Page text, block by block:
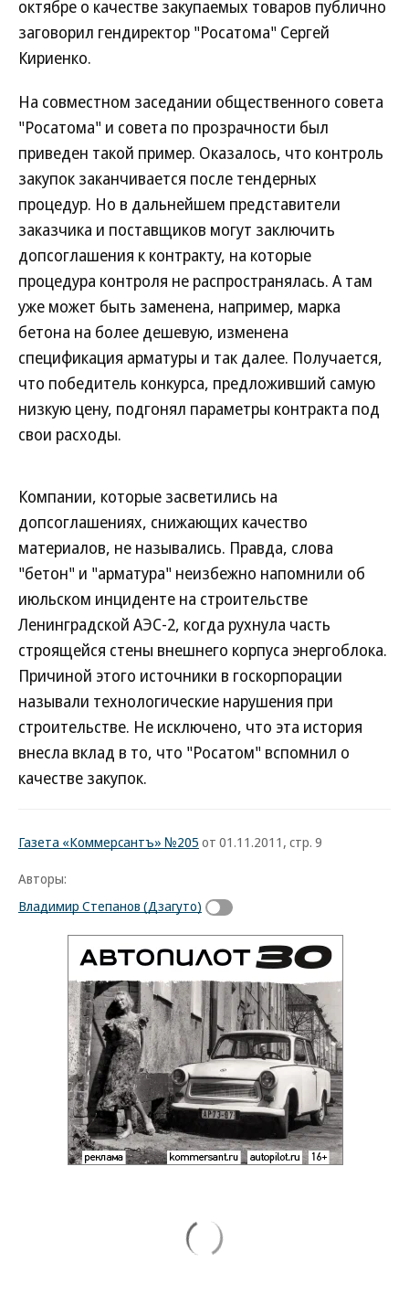
октябре о качестве закупаемых товаров публично
заговорил гендиректор "Росатома" Сергей
Кириенко.
На совместном заседании общественного совета
"Росатома" и совета по прозрачности был
приведен такой пример. Оказалось, что контроль
закупок заканчивается после тендерных
процедур. Но в дальнейшем представители
заказчика и поставщиков могут заключить
допсоглашения к контракту, на которые
процедура контроля не распространялась. А там
уже может быть заменена, например, марка
бетона на более дешевую, изменена
спецификация арматуры и так далее. Получается,
что победитель конкурса, предложивший самую
низкую цену, подгонял параметры контракта под
свои расходы.
Компании, которые засветились на
допсоглашениях, снижающих качество
материалов, не назывались. Правда, слова
"бетон" и "арматура" неизбежно напомнили об
июльском инциденте на строительстве
Ленинградской АЭС-2, когда рухнула часть
строящейся стены внешнего корпуса энергоблока.
Причиной этого источники в госкорпорации
называли технологические нарушения при
строительстве. Не исключено, что эта история
внесла вклад в то, что "Росатом" вспомнил о
качестве закупок.
Газета «Коммерсантъ» №205 от 01.11.2011, стр. 9
Авторы:
Владимир Степанов (Дзагуто)